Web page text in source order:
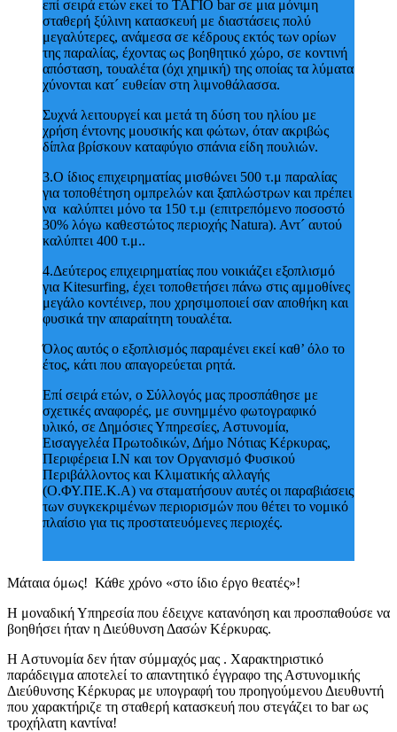
επί σειρά ετών εκεί το ΤΑΓΙΟ bar σε μια μόνιμη
σταθερή ξύλινη κατασκευή με διαστάσεις πολύ
μεγαλύτερες, ανάμεσα σε κέδρους εκτός των ορίων
της παραλίας, έχοντας ως βοηθητικό χώρο, σε κοντινή
απόσταση, τουαλέτα (όχι χημική) της οποίας τα λύματα
χύνονται κατ´ ευθείαν στη λιμνοθάλασσα.
Συχνά λειτουργεί και μετά τη δύση του ηλίου με
χρήση έντονης μουσικής και φώτων, όταν ακριβώς
δίπλα βρίσκουν καταφύγιο σπάνια είδη πουλιών.
3.Ο ίδιος επιχειρηματίας μισθώνει 500 τ.μ παραλίας
για τοποθέτηση ομπρελών και ξαπλώστρων και πρέπει
να καλύπτει μόνο τα 150 τ.μ (επιτρεπόμενο ποσοστό
30% λόγω καθεστώτος περιοχής Natura). Αντ´ αυτού
καλύπτει 400 τ.μ..
4.Δεύτερος επιχειρηματίας που νοικιάζει εξοπλισμό
για Kitesurfing, έχει τοποθετήσει πάνω στις αμμοθίνες
μεγάλο κοντέινερ, που χρησιμοποιεί σαν αποθήκη και
φυσικά την απαραίτητη τουαλέτα.
Όλος αυτός ο εξοπλισμός παραμένει εκεί καθ’ όλο το
έτος, κάτι που απαγορεύεται ρητά.
Επί σειρά ετών, ο Σύλλογός μας προσπάθησε με
σχετικές αναφορές, με συνημμένο φωτογραφικό
υλικό, σε Δημόσιες Υπηρεσίες, Αστυνομία,
Εισαγγελέα Πρωτοδικών, Δήμο Νότιας Κέρκυρας,
Περιφέρεια Ι.Ν και τον Οργανισμό Φυσικού
Περιβάλλοντος και Κλιματικής αλλαγής
(Ο.ΦΥ.ΠΕ.Κ.Α) να σταματήσουν αυτές οι παραβιάσεις
των συγκεκριμένων περιορισμών που θέτει το νομικό
πλαίσιο για τις προστατευόμενες περιοχές.
Μάταια όμως! Κάθε χρόνο «στο ίδιο έργο θεατές»!
Η μοναδική Υπηρεσία που έδειχνε κατανόηση και προσπαθούσε να
βοηθήσει ήταν η Διεύθυνση Δασών Κέρκυρας.
Η Αστυνομία δεν ήταν σύμμαχός μας . Χαρακτηριστικό
παράδειγμα αποτελεί το απαντητικό έγγραφο της Αστυνομικής
Διεύθυνσης Κέρκυρας με υπογραφή του προηγούμενου Διευθυντή
που χαρακτήριζε τη σταθερή κατασκευή που στεγάζει το bar ως
τροχήλατη καντίνα!